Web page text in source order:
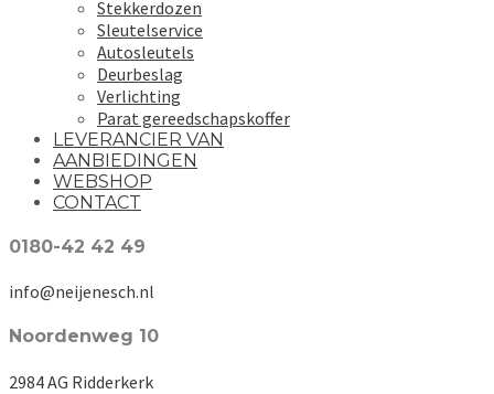
Stekkerdozen
Sleutelservice
Autosleutels
Deurbeslag
Verlichting
Parat gereedschapskoffer
LEVERANCIER VAN
AANBIEDINGEN
WEBSHOP
CONTACT
0180-42 42 49
info@neijenesch.nl
Noordenweg 10
2984 AG Ridderkerk